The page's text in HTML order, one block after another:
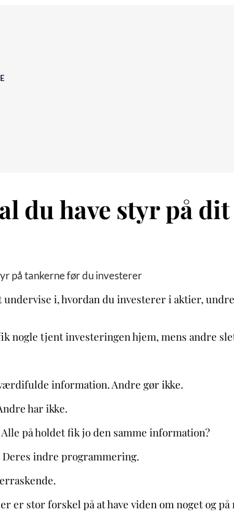
du have styr på
undervise i, hvordan du investerer i aktier,
nogle tjent investeringen hjem, mens andre
information. Andre gør ikke.
har ikke.
på holdet fik jo den samme information?
indre programmering.
er stor forskel på at have viden om noget og